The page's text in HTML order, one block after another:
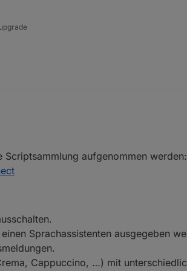
aufgenommen werden:
Sprachassistenten ausgegeben
Cappuccino, …) mit